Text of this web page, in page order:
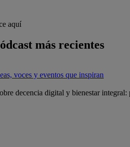
aquí
más recientes
voces y eventos que inspiran
decencia digital y bienestar integral: